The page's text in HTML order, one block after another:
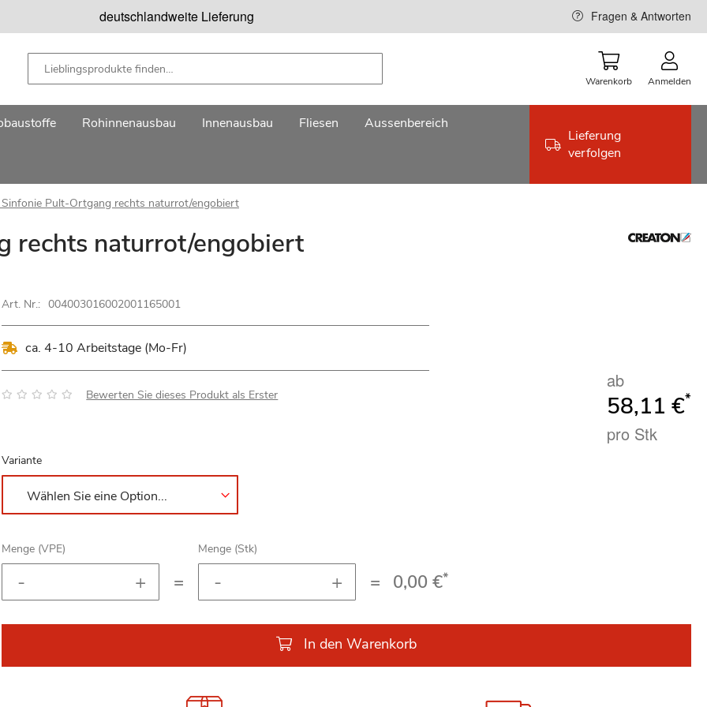
deutschlandweite Lieferung Fragen & Antworten
Warenkorb Anmelden
Rohinnenausbau Innenausbau Fliesen Aussenbereich
Lieferung
verfolgen
Sinfonie Pult-Ortgang rechts naturrot/engobiert
rechts naturrot/engobiert
Art. Nr.: 004003016002001165001
ca. 4-10 Arbeitstage (Mo-Fr)
Bewertung: Bewerten Sie dieses Produkt als Erster
ab
58,11 €*
pro Stk
Variante
Menge (VPE)
=
Menge (Stk)
= 0,00 €*
In den Warenkorb